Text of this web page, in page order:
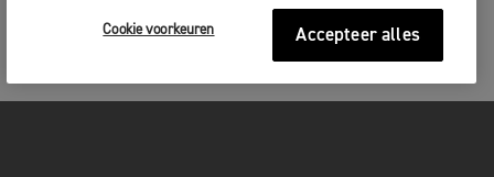
Cookie voorkeuren Accepteer alles